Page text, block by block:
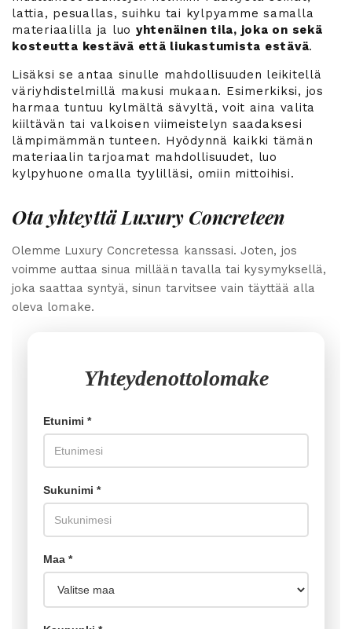
lattia, pesuallas, suihku tai kylpyamme samalla
materiaalilla ja luo yhtenäinen tila, joka on sekä
kosteutta kestävä että liukastumista estävä.
Lisäksi se antaa sinulle mahdollisuuden leikitellä
väriyhdistelmillä makusi mukaan. Esimerkiksi, jos
harmaa tuntuu kylmältä sävyltä, voit aina valita
kiiltävän tai valkoisen viimeistelyn saadaksesi
lämpimämmän tunteen. Hyödynnä kaikki tämän
materiaalin tarjoamat mahdollisuudet, luo
kylpyhuone omalla tyylilläsi, omiin mittoihisi.
Ota yhteyttä Luxury Concreteen
Olemme Luxury Concretessa kanssasi. Joten, jos
voimme auttaa sinua millään tavalla tai kysymyksellä,
joka saattaa syntyä, sinun tarvitsee vain täyttää alla
oleva lomake.